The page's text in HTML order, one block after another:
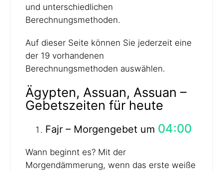
und unterschiedlichen
Berechnungsmethoden.
Auf dieser Seite können Sie jederzeit eine
der 19 vorhandenen
Berechnungsmethoden auswählen.
Ägypten, Assuan, Assuan –
Gebetszeiten für heute
Fajr – Morgengebet um 04:00
Wann beginnt es? Mit der
Morgendämmerung, wenn das erste weiße